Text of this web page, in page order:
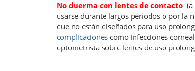
No duerma con lentes de contacto (a
usarse durante largos periodos o por la
que no están diseñados para uso
complicaciones como infecciones
optometrista sobre lentes de uso